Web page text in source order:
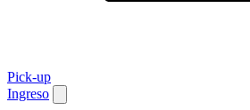
Pick-up
Ingreso